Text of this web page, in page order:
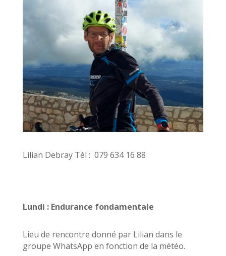
Lilian Debray Tél : 079 634 16 88
Lundi : Endurance fondamentale
Lieu de rencontre donné par Lilian dans le
groupe WhatsApp en fonction de la météo.